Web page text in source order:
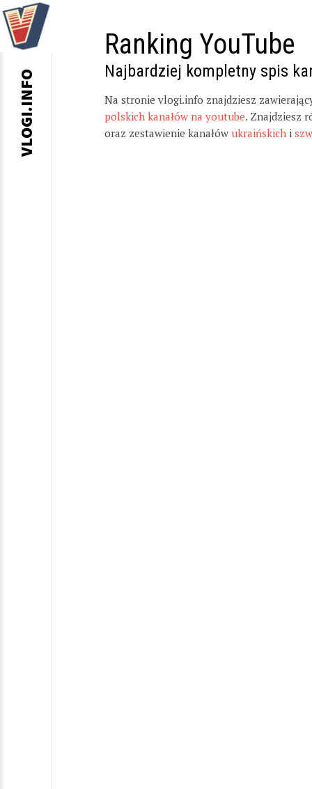
Ranking YouTube
Najbardziej kompletny spis
Na stronie vlogi.info znajdziesz
polskich kanałów na youtube. Znajdziesz
oraz zestawienie kanałów ukraińskich i
VLOGI.INFO